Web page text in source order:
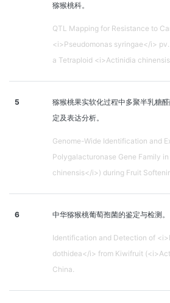
猕猴桃科。
QTL Mapping for Resistance to
<i>Pseudomonas syringae</i>
a Tetraploid <i>Actinidia
5
猕猴桃果实软化过程中多聚半乳糖
定及表达分析。
Genome-Wide Identification and
Polygalacturonase Gene Family
chinensis</i>) during Fruit
6 中华猕猴桃葡萄孢菌的鉴定与检测。
Identification and Detection of
dothidea</i> from Kiwifruit
China.